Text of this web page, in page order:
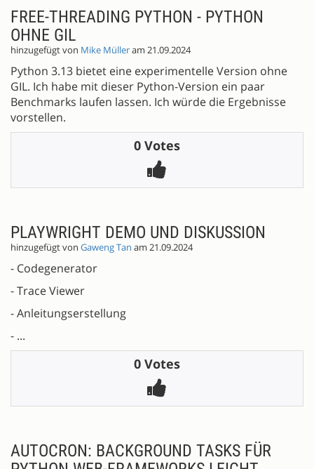
FREE-THREADING PYTHON - PYTHON
OHNE GIL
hinzugefügt von Mike Mülleram 21.09.2024
Python 3.13 bietet eine experimentelle Version ohne
GIL. Ich habe mit dieser Python-Version ein paar
Benchmarks laufen lassen. Ich würde die Ergebnisse
vorstellen.
0 Votes
PLAYWRIGHT DEMO UND DISKUSSION
hinzugefügt von Gaweng Tan am 21.09.2024
- Codegenerator
- Trace Viewer
- Anleitungserstellung
- ...
0 Votes
AUTOCRON: BACKGROUND TASKS FÜR